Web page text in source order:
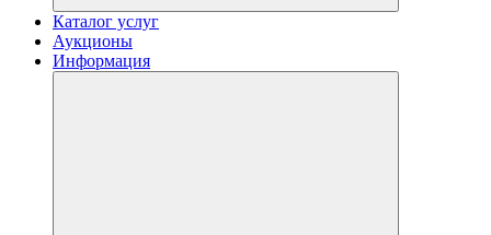
Каталог услуг
Аукционы
Информация